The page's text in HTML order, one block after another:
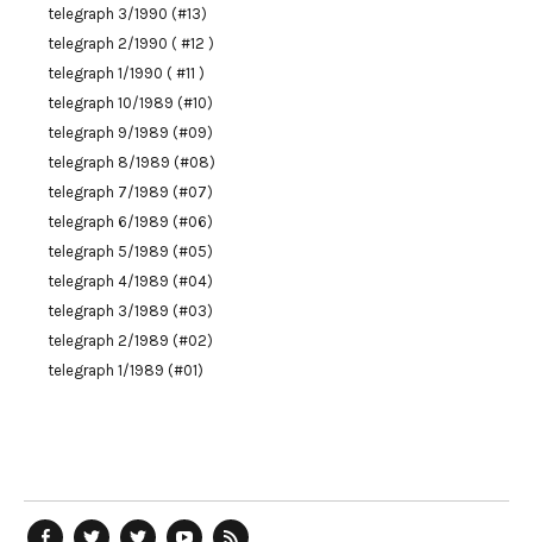
telegraph 3/1990 (#13)
telegraph 2/1990 ( #12 )
telegraph 1/1990 ( #11 )
telegraph 10/1989 (#10)
telegraph 9/1989 (#09)
telegraph 8/1989 (#08)
telegraph 7/1989 (#07)
telegraph 6/1989 (#06)
telegraph 5/1989 (#05)
telegraph 4/1989 (#04)
telegraph 3/1989 (#03)
telegraph 2/1989 (#02)
telegraph 1/1989 (#01)